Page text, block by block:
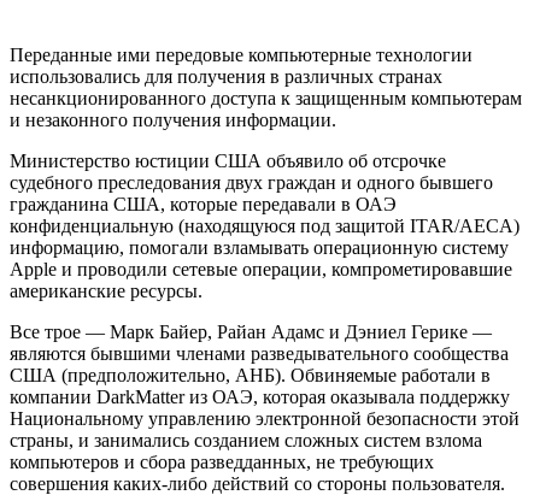
Переданные ими передовые компьютерные технологии
использовались для получения в различных странах
несанкционированного доступа к защищенным компьютерам
и незаконного получения информации.
Министерство юстиции США объявило об отсрочке
судебного преследования двух граждан и одного бывшего
гражданина США, которые передавали в ОАЭ
конфиденциальную (находящуюся под защитой ITAR/AECA)
информацию, помогали взламывать операционную систему
Apple и проводили сетевые операции, компрометировавшие
американские ресурсы.
Все трое — Марк Байер, Райан Адамс и Дэниел Герике —
являются бывшими членами разведывательного сообщества
США (предположительно, АНБ). Обвиняемые работали в
компании DarkMatter из ОАЭ, которая оказывала поддержку
Национальному управлению электронной безопасности этой
страны, и занимались созданием сложных систем взлома
компьютеров и сбора разведданных, не требующих
совершения каких-либо действий со стороны пользователя.